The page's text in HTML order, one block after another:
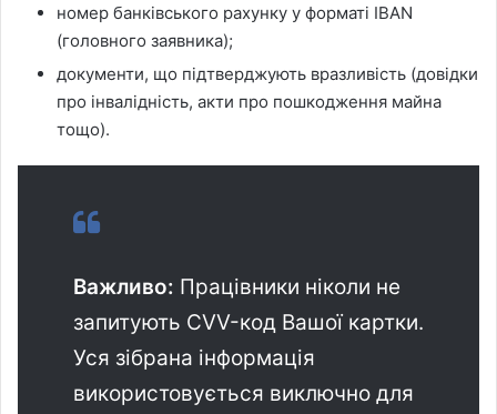
номер банківського рахунку у форматі IBAN
(головного заявника);
документи, що підтверджують вразливість (довідки
про інвалідність, акти про пошкодження майна
тощо).
Важливо: Працівники ніколи не
запитують CVV-код Вашої картки.
Уся зібрана інформація
використовується виключно для